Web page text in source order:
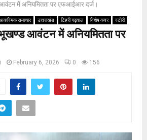
आवंटन में अनियमितता पर एफआईआर दर्ज।
समाचार उत्तराखंड टिहरी गढ़वाल विशेष कवर स्टोरी
भूखण्ड आवंटन में अनियमितता पर
February 6, 2026 0 156